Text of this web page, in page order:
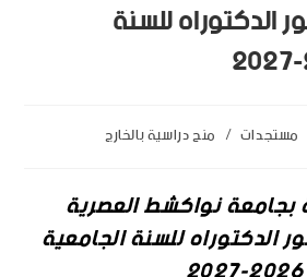
الدكتوراه للسنة
مستجدات / منح دراسية بالخارج
بجامعة نواكشط العصرية
الدكتوراه للسنة الجامعية